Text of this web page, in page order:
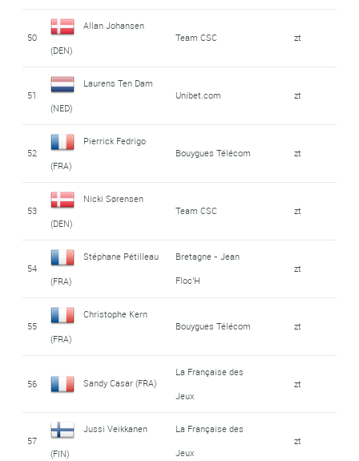
50
Allan Johansen
(DEN)
Team CSC zt
51
Laurens Ten Dam
(NED)
Unibet.com zt
52
Pierrick Fedrigo
(FRA)
Bouygues Télécom zt
53
Nicki Sørensen
(DEN)
Team CSC zt
54
Stéphane Pétilleau
(FRA)
Bretagne - Jean
Floc'H
zt
55
Christophe Kern
(FRA)
Bouygues Télécom zt
56 Sandy Casar (FRA)
La Française des
Jeux
zt
57
Jussi Veikkanen
(FIN)
La Française des
Jeux
zt